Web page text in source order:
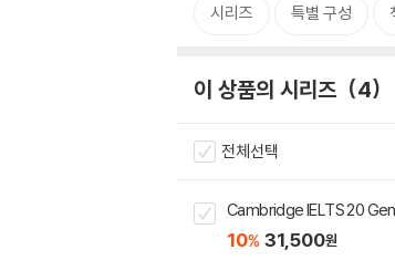
시리즈 특별 구성
이 상품의 시리즈 4
전체선택
Cambridge IELTS 20
10% 31,500원